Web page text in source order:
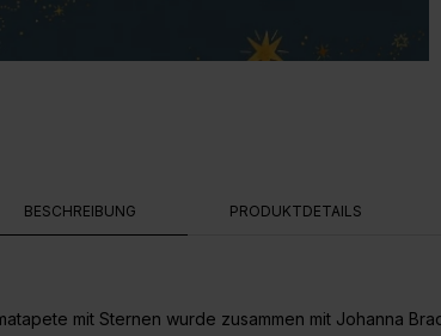
BESCHREIBUNG PRODUKTDETAILS
mit Sternen wurde zusammen mit Johanna